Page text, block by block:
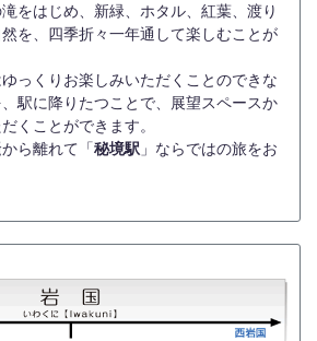
をはじめ、新緑、ホタル、紅葉、渡り
を、四季折々一年通して楽しむことが
っくりお楽しみいただくことのできな
駅に降りたつことで、展望スペースか
くことができます。
ら離れて「秘境駅 」ならではの旅をお